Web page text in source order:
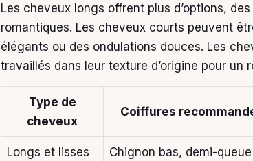
Les cheveux longs offrent plus d’options,
romantiques. Les cheveux courts peuvent
élégants ou des ondulations douces. Les
travaillés dans leur texture d’origine pour un
Type de
cheveux
Coiffures
Longs et lisses Chignon bas, demi-queue